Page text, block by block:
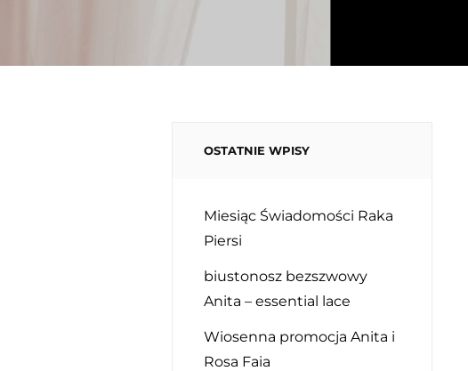
OSTATNIE WPISY
Miesiąc Świadomości Raka
Piersi
biustonosz bezszwowy
Anita – essential lace
Wiosenna promocja Anita i
Rosa Faia